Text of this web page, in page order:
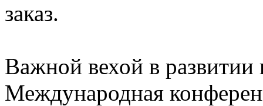
заказ.
Важной вехой в развитии
Международная